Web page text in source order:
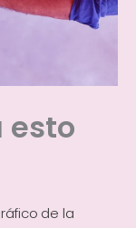
esto
de la